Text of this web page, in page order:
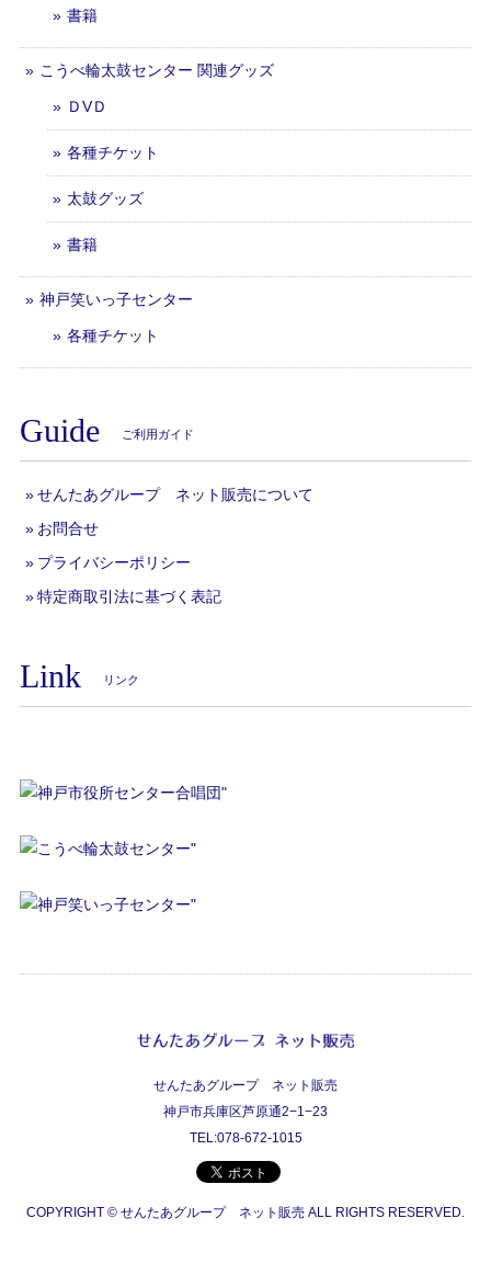
書籍
こうべ輪太鼓センター 関連グッズ
ＤVＤ
各種チケット
太鼓グッズ
書籍
神戸笑いっ子センター
各種チケット
Guide ご利用ガイド
せんたあグループ ネット販売について
お問合せ
プライバシーポリシー
特定商取引法に基づく表記
Link リンク
せんたあグループ ネット販売
神戸市兵庫区芦原通2−1−23
TEL:078-672-1015
COPYRIGHT © せんたあグループ ネット販売 ALL RIGHTS RESERVED.